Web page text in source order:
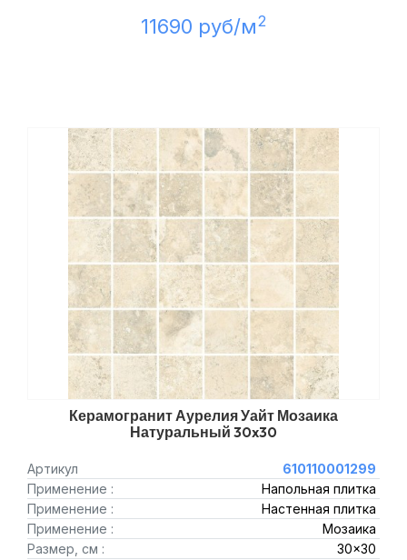
11690 руб/м2
Керамогранит Аурелия Уайт Мозаика
Натуральный 30x30
Артикул
610110001299
Применение :
Напольная плитка
Применение :
Настенная плитка
Применение :
Мозаика
Размер, см :
30x30